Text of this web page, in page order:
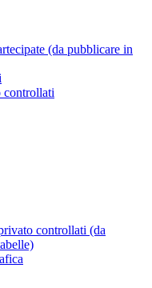
(da pubblicare in
controllati (da